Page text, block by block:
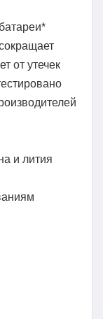
от утечек
и лития